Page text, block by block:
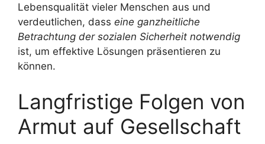
Lebensqualität vieler Menschen aus und
verdeutlichen, dass eine ganzheitliche
Betrachtung der sozialen Sicherheit notwendig
ist, um effektive Lösungen präsentieren zu
können.
Langfristige Folgen von
Armut auf Gesellschaft